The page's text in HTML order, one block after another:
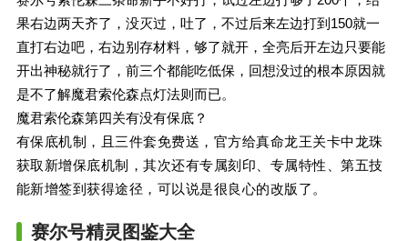
果右边两天齐了，没灭过，吐了，不过后来左边打到150就一
直打右边吧，右边别存材料，够了就开，全亮后开左边只要能
开出神秘就行了，前三个都能吃低保，回想没过的根本原因就
是不了解魔君索伦森点灯法则而已。
魔君索伦森第四关有没有保底？
有保底机制，且三件套免费送，官方给真命龙王关卡中龙珠
获取新增保底机制，其次还有专属刻印、专属特性、第五技
能新增签到获得途径，可以说是很良心的改版了。
赛尔号精灵图鉴大全